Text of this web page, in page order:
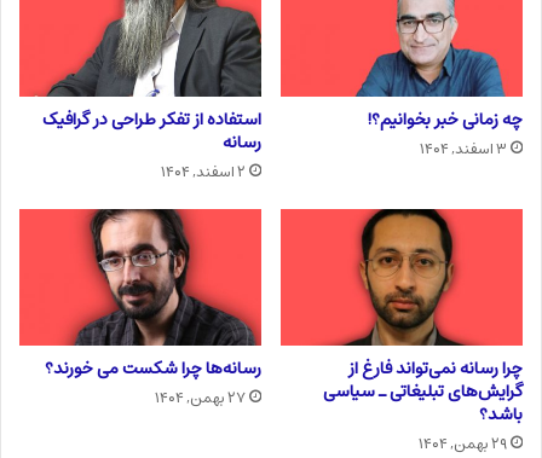
چه زمانی خبر بخوانیم؟!
۳ اسفند, ۱۴۰۴
استفاده از تفکر طراحی در گرافیک
رسانه
۲ اسفند, ۱۴۰۴
چرا رسانه نمی‌تواند فارغ از
گرایش‌های تبلیغاتی ـ سیاسی
باشد؟
۲۹ بهمن, ۱۴۰۴
رسانه‌ها چرا شکست می خورند؟
۲۷ بهمن, ۱۴۰۴